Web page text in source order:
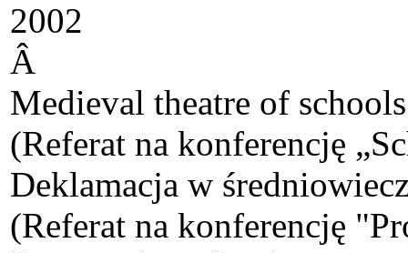
2002
Â
Medieval theatre of
(Referat na konferencję
Deklamacja w
(Referat na konferencję